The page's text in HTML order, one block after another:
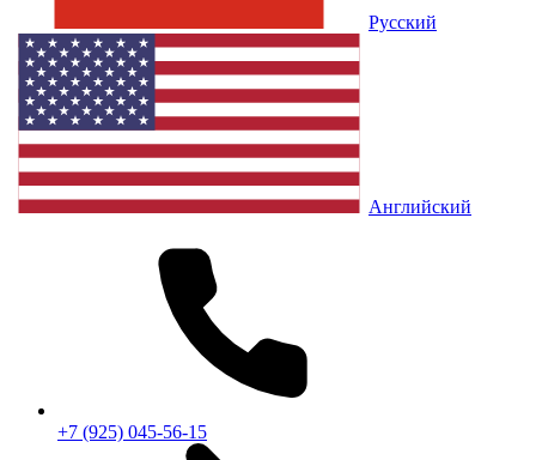
Русский
Английский
+7 (925) 045-56-15